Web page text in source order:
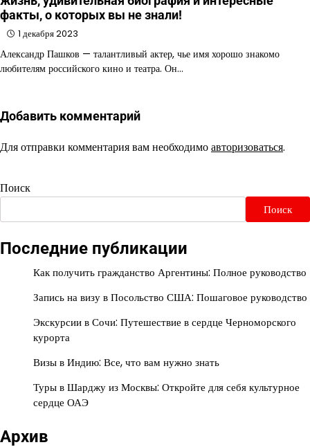
факты, о которых вы не знали!
1 декабря 2023
Александр Пашков — талантливый актер, чье имя хорошо знакомо
любителям российского кино и театра. Он…
Добавить комментарий
Для отправки комментария вам необходимоавторизоваться.
Поиск
Поиск
Последние публикации
Как получить гражданство Аргентины: Полное руководство
Запись на визу в Посольство США: Пошаговое руководство
Экскурсии в Сочи: Путешествие в сердце Черноморского
курорта
Визы в Индию: Все, что вам нужно знать
Туры в Шарджу из Москвы: Откройте для себя культурное
сердце ОАЭ
Архив